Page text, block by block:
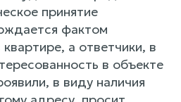
принятие
фактом
а ответчики, в
в объекте
в виду наличия